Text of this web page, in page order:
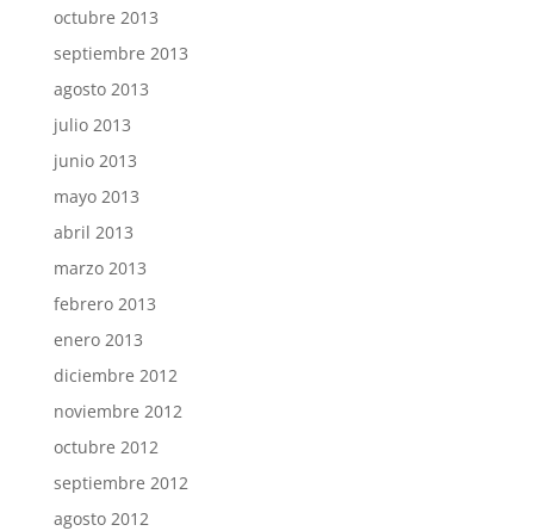
octubre 2013
septiembre 2013
agosto 2013
julio 2013
junio 2013
mayo 2013
abril 2013
marzo 2013
febrero 2013
enero 2013
diciembre 2012
noviembre 2012
octubre 2012
septiembre 2012
agosto 2012